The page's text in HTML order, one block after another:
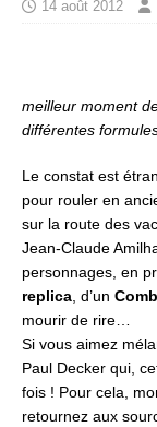
14 août 2012
meilleur moment
différentes
Le constat est
pour rouler en
sur la route des
Jean-Claude
personnages, en
replica , d’un
mourir de rire…
Si vous aimez
Paul Decker qui,
fois ! Pour cela,
retournez aux